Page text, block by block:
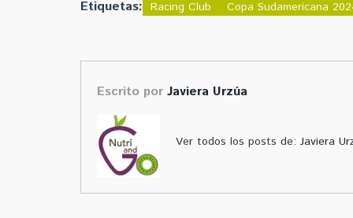
Etiquetas: Racing Club Copa Sudamericana
Escrito por Javiera Urzúa
Ver todos los posts de: Javiera